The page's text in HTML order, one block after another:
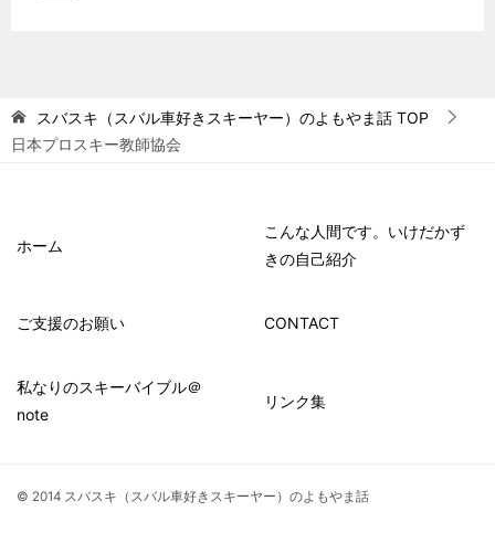
スバスキ（スバル車好きスキーヤー）のよもやま話 TOP
日本プロスキー教師協会
ホーム
こんな人間です。いけだかず
きの自己紹介
ご支援のお願い CONTACT
私なりのスキーバイブル＠
note
リンク集
© 2014 スバスキ（スバル車好きスキーヤー）のよもやま話